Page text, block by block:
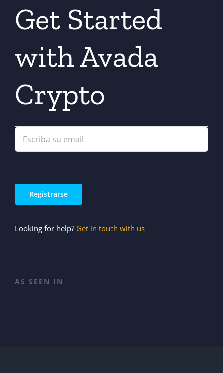
Get Started
with Avada
Crypto
Looking for help? Get in touch with us
AS SEEN IN